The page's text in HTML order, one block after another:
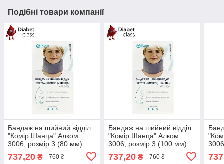
Подібні товари компанії
Бандаж на шийний відділ
"Комір Шанца" Алком
3006, розмір 3 (80 мм)
737,20 ₴ 760 ₴
Бандаж на шийний відділ
"Комір Шанца" Алком
3006, розмір 3 (100 мм)
737,20₴ 760 ₴